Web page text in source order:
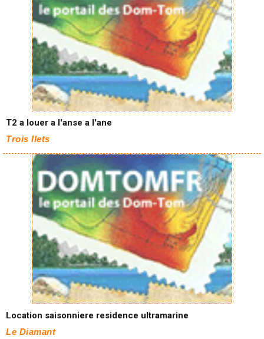
T2 a louer a l'anse a l'ane
Trois Ilets
Location saisonniere residence ultramarine
Le Diamant